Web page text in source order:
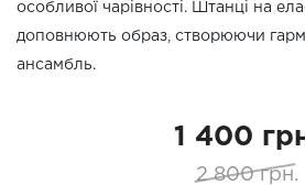
особливої чарівності. Штанці на
доповнюють образ, створюючи
ансамбль.
1 400
2 800 грн.